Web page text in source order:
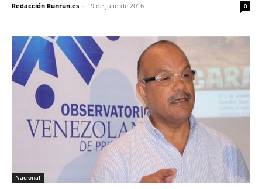
Redacción Runrun.es - 19 de julio de 2016 0
Nacional